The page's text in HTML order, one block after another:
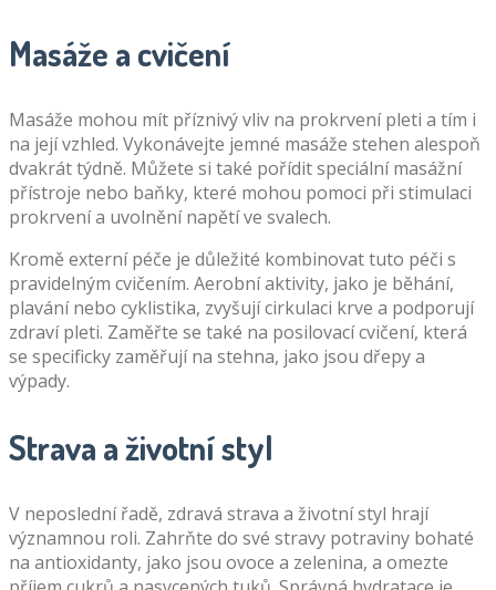
Masáže a cvičení
Masáže mohou mít příznivý vliv na prokrvení pleti a tím i
na její vzhled. Vykonávejte jemné masáže stehen alespoň
dvakrát týdně. Můžete si také pořídit speciální masážní
přístroje nebo baňky, které mohou pomoci při stimulaci
prokrvení a uvolnění napětí ve svalech.
Kromě externí péče je důležité kombinovat tuto péči s
pravidelným cvičením. Aerobní aktivity, jako je běhání,
plavání nebo cyklistika, zvyšují cirkulaci krve a podporují
zdraví pleti. Zaměřte se také na posilovací cvičení, která
se specificky zaměřují na stehna, jako jsou dřepy a
výpady.
Strava a životní styl
V neposlední řadě, zdravá strava a životní styl hrají
významnou roli. Zahrňte do své stravy potraviny bohaté
na antioxidanty, jako jsou ovoce a zelenina, a omezte